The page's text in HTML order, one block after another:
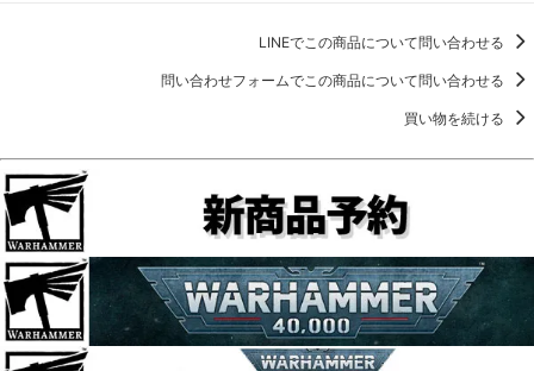
LINEでこの商品について問い合わせる
問い合わせフォームでこの商品について問い合わせる
買い物を続ける